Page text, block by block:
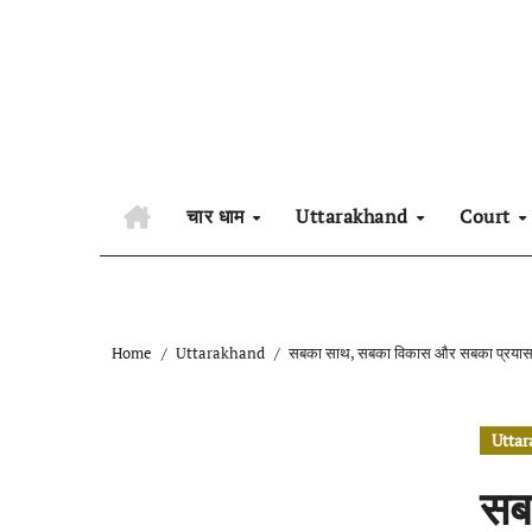
चार धाम Uttarakhand Court
Home Uttarakhand सबका साथ, सबका विकास और सबका